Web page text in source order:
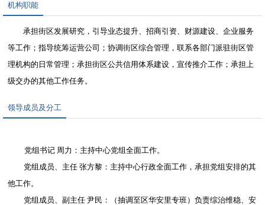
机构职能
承担街区发展研究，引导业态提升、招商引资、财源建设、企业服务
等工作；指导统筹运营公司；协调街区综合管理，联系各部门派驻街区管
理机构的日常管理；承担街区公共信用体系建设，宣传推介工作；承担上
级交办的其他工作任务。
领导成员及分工
党组书记 周力：主持中心党组全面工作。
党组成员、主任 张方黎：主持中心行政全面工作，承担党组安排的其
他工作。
党组成员、副主任 尹民：（抽调至区华安里专班）负责综治维稳、安